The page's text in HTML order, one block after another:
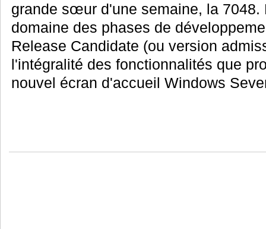
grande sœur d'une semaine, la 7048.
domaine des phases de
Release Candidate (ou version
l'intégralité des fonctionnalités que
nouvel écran d'accueil Windows